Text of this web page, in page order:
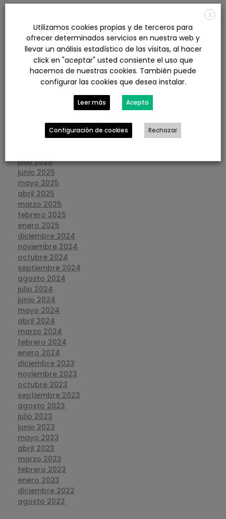
agosto 2026
julio 2026
junio 2026
mayo 2026
abril 2026
marzo 2026
febrero 2026
diciembre 2025
octubre 2025
septiembre 2025
julio 2025
junio 2025
mayo 2025
abril 2025
marzo 2025
febrero 2025
enero 2025
diciembre 2024
noviembre 2024
octubre 2024
septiembre 2024
agosto 2024
julio 2024
junio 2024
mayo 2024
abril 2024
marzo 2024
febrero 2024
enero 2024
diciembre 2023
noviembre 2023
octubre 2023
septiembre 2023
agosto 2023
julio 2023
junio 2023
mayo 2023
abril 2023
marzo 2023
febrero 2023
enero 2023
diciembre 2022
agosto 2022
X
Utilizamos cookies propias y de terceros para
ofrecer determinados servicios en nuestra web y
llevar un análisis estadístico de las visitas, al hacer
click en "aceptar" usted consiente el uso que
hacemos de nuestras cookies. También puede
configurar las cookies que desea instalar.
Leer más Acepto
Configuración de cookies Rechazar